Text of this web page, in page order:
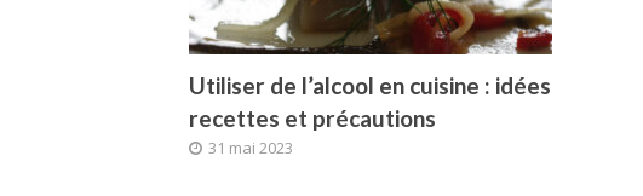
Utiliser de l’alcool en cuisine : idées
recettes et précautions
31 mai 2023